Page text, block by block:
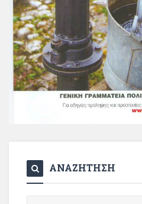
ΑΝΑΖΗΤΗΣΗ